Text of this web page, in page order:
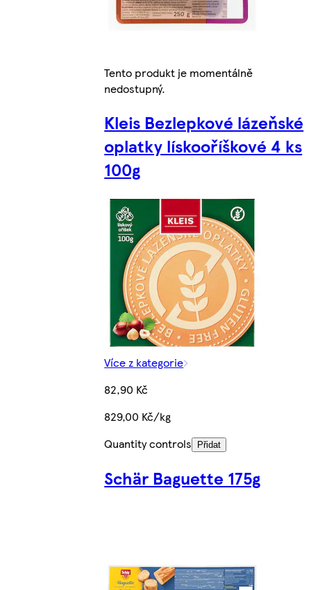
Tento produkt je momentálně
nedostupný.
Kleis Bezlepkové lázeňské
oplatky lískooříškové 4 ks
100g
Více z kategorie
82,90 Kč
829,00 Kč/kg
Quantity controls
Přidat
Schär Baguette 175g